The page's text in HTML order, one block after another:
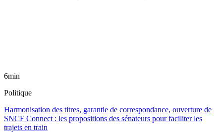
6min
Politique
Harmonisation des titres, garantie de correspondance, ouverture de
SNCF Connect : les propositions des sénateurs pour faciliter les
trajets en train